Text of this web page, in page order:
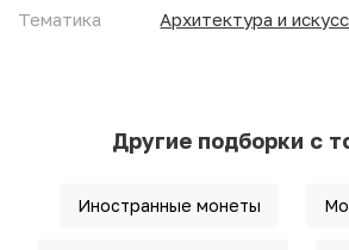
Тематика
Архитектура и
Другие подборки с
Иностранные монеты